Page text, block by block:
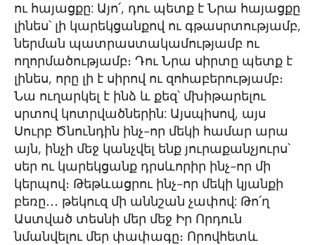
ու հայացքը: Այո՛, դու պետք է Նրա հայացքը
լինես՝ լի կարեկցանքով ու գթասրտությամբ,
ներման պատրաստակամությամբ ու
ողորմածությամբ։ Դու Նրա սիրտը պետք է
լինես, որը լի է սիրով ու զոհաբերությամբ։
Նա ուղարկել է ինձ և քեզ՝ մխիթարելու
սրտով կոտրվածներին: Այսպիսով, այս
Սուրբ Ծնունդին ինչ-որ մեկի համար արա
այն, ինչի մեջ կանչվել ենք յուրաքանչյուրս՝
սեր ու կարեկցանք դրսևորիր ինչ-որ մի
կերպով։ Թեթևացրու ինչ-որ մեկի կյանքի
բեռը․․․ թեկուզ մի աննշան չափով: Թո՛ղ
Աստված տեսնի մեր մեջ Իր Որդուն
նմանվելու մեր փափագը։ Որովհետև